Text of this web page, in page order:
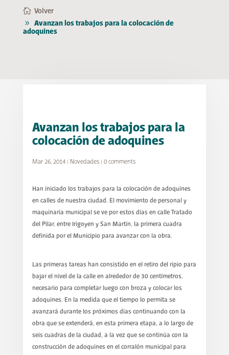
Volver
Avanzan los trabajos para la colocación de
adoquines
Avanzan los trabajos para la
colocación de adoquines
Mar 26, 2014| Novedades| 0 comments
Han iniciado los trabajos para la colocación de adoquines
en calles de nuestra ciudad. El movimiento de personal y
maquinaria municipal se ve por estos días en calle Tratado
del Pilar, entre Irigoyen y San Martín, la primera cuadra
definida por el Municipio para avanzar con la obra.
Las primeras tareas han consistido en el retiro del ripio para
bajar el nivel de la calle en alrededor de 30 centímetros,
necesario para completar luego con broza y colocar los
adoquines. En la medida que el tiempo lo permita se
avanzará durante los próximos días continuando con la
obra que se extenderá, en esta primera etapa, a lo largo de
seis cuadras de la ciudad, a la vez que se continúa con la
construcción de adoquines en el corralón municipal para